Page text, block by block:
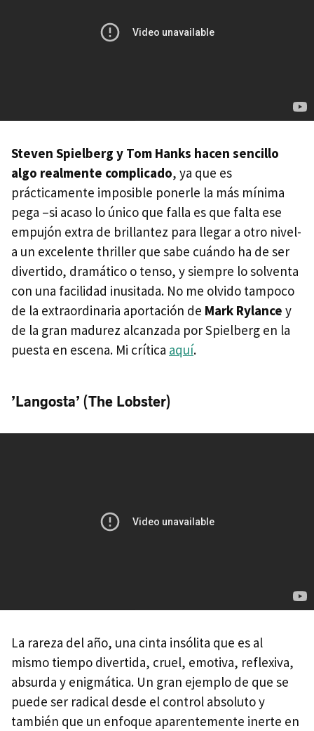
Steven Spielberg y Tom Hanks hacen sencillo
algo realmente complicado, ya que es
prácticamente imposible ponerle la más mínima
pega –si acaso lo único que falla es que falta ese
empujón extra de brillantez para llegar a otro nivel-
a un excelente thriller que sabe cuándo ha de ser
divertido, dramático o tenso, y siempre lo solventa
con una facilidad inusitada. No me olvido tampoco
de la extraordinaria aportación de Mark Rylance y
de la gran madurez alcanzada por Spielberg en la
puesta en escena. Mi crítica aquí.
’Langosta’ (The Lobster)
La rareza del año, una cinta insólita que es al
mismo tiempo divertida, cruel, emotiva, reflexiva,
absurda y enigmática. Un gran ejemplo de que se
puede ser radical desde el control absoluto y
también que un enfoque aparentemente inerte en